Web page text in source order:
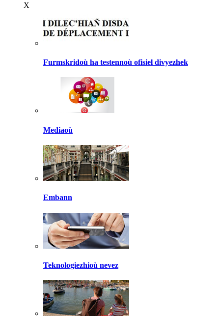
X
Furmskridoù ha testennoù ofisiel divyezhek
Mediaoù
Embann
Teknologiezhioù nevez